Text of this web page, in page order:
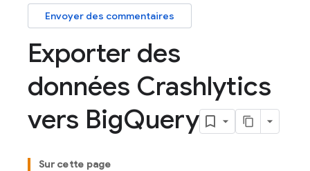
Envoyer des commentaires
Exporter des
données Crashlytics
vers BigQuery
Sur cette page